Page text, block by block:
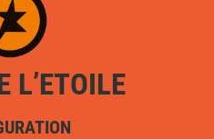
L’ETOILE